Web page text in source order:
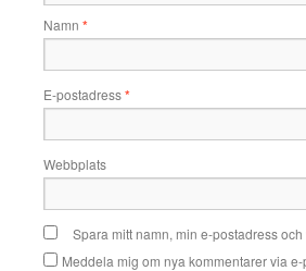
Namn *
E-postadress*
Webbplats
Spara mitt namn, min e-postadress
Meddela mig om nya kommentarer via e-